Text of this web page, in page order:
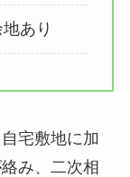
あり
宅敷地に加
み、二次相